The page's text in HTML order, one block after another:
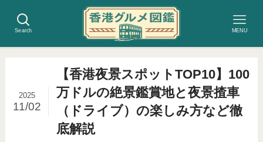
Search MENU
【香港夜景スポットTOP10】100
万ドルの絶景鑑賞地と夜景揸車
（ドライブ）の楽しみ方など徹
底解説
2025
11/02